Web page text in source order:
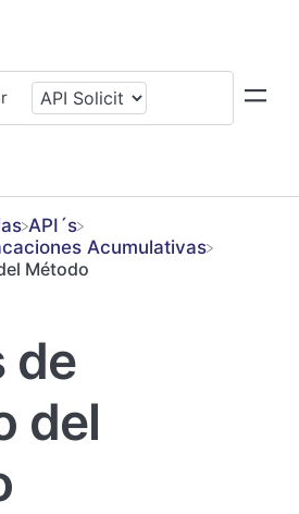
​API´s
Acumulativas
Método
de
del